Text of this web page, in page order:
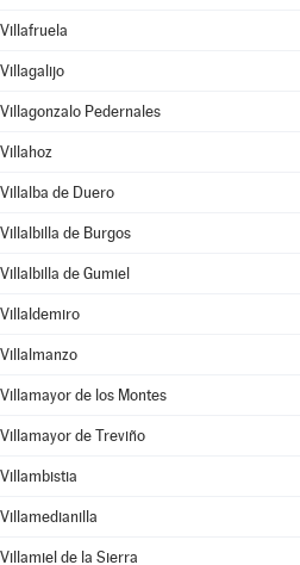
Villafruela
Villagalijo
Villagonzalo Pedernales
Villahoz
Villalba de Duero
Villalbilla de Burgos
Villalbilla de Gumiel
Villaldemiro
Villalmanzo
Villamayor de los Montes
Villamayor de Treviño
Villambistia
Villamedianilla
Villamiel de la Sierra